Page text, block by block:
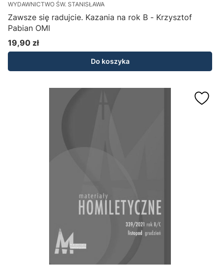
WYDAWNICTWO ŚW. STANISŁAWA
Zawsze się radujcie. Kazania na rok B - Krzysztof
Pabian OMI
Cena
19,90 zł
Do koszyka